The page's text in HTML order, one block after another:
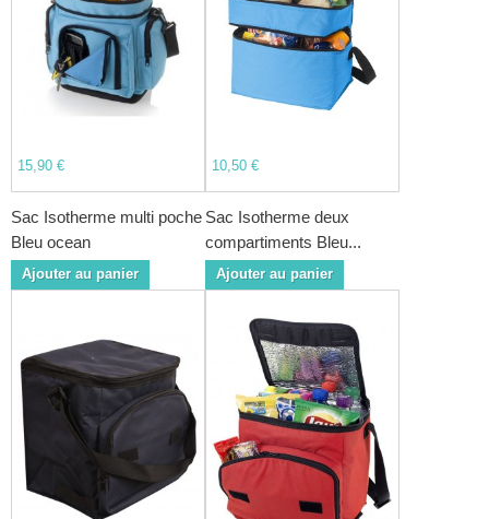
15,90 €
Sac Isotherme multi poche
Bleu ocean
Ajouter au panier
10,50 €
Sac Isotherme deux
compartiments Bleu...
Ajouter au panier